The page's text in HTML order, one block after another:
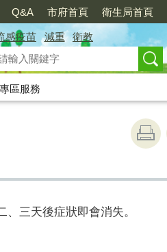
Q&A 市府首頁 衛生局首頁
感疫苗 減重
衛教
專區服務
三天後症狀即會消失。